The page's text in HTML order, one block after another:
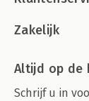
Zakelijk
Altijd op de
Schrijf u in